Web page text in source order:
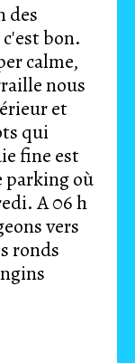
des
bon.
calme,
nous
et
qui
fine est
parking où
A 06 h
vers
ronds